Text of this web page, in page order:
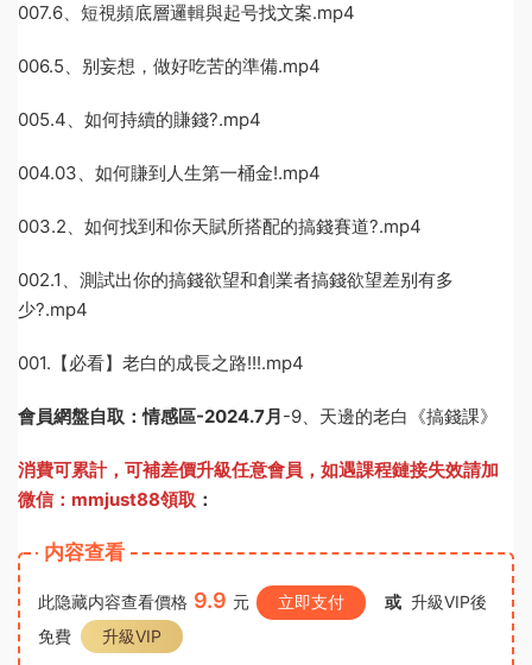
007.6、短視頻底層邏輯與起号找文案.mp4
006.5、别妄想，做好吃苦的準備.mp4
005.4、如何持續的賺錢?.mp4
004.03、如何賺到人生第一桶金!.mp4
003.2、如何找到和你天賦所搭配的搞錢賽道?.mp4
002.1、測試出你的搞錢欲望和創業者搞錢欲望差别有多
少?.mp4
001.【必看】老白的成長之路!!!.mp4
會員網盤自取：情感區-2024.7月 -9、天邊的老白《搞錢課》
消費可累計，可補差價升級任意會員， 如遇課程鏈接失效請加
微信：mmjust88領取 ：
内容查看
此隐藏内容查看價格 9.9 元 立即支付 或 升級VIP後
免費
升級VIP